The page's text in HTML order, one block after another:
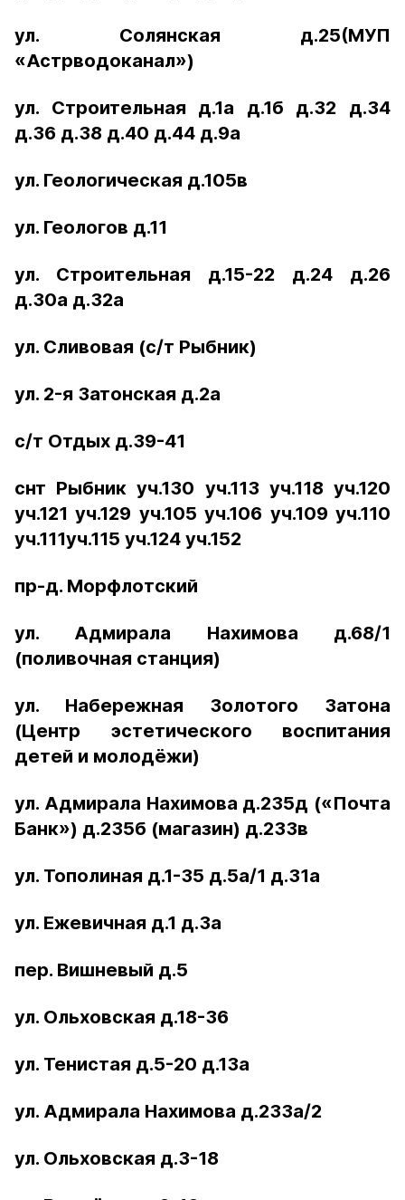
ул. Солянская д.25(МУП
«Астрводоканал»)
ул. Строительная д.1а д.1б д.32 д.34
д.36 д.38 д.40 д.44 д.9а
ул. Геологическая д.105в
ул. Геологов д.11
ул. Строительная д.15-22 д.24 д.26
д.30а д.32а
ул. Сливовая (с/т Рыбник)
ул. 2-я Затонская д.2а
с/т Отдых д.39-41
снт Рыбник уч.130 уч.113 уч.118 уч.120
уч.121 уч.129 уч.105 уч.106 уч.109 уч.110
уч.111уч.115 уч.124 уч.152
пр-д. Морфлотский
ул. Адмирала Нахимова д.68/1
(поливочная станция)
ул. Набережная Золотого Затона
(Центр эстетического воспитания
детей и молодёжи)
ул. Адмирала Нахимова д.235д («Почта
Банк») д.235б (магазин) д.233в
ул. Тополиная д.1-35 д.5а/1 д.31а
ул. Ежевичная д.1 д.3а
пер. Вишневый д.5
ул. Ольховская д.18-36
ул. Тенистая д.5-20 д.13а
ул. Адмирала Нахимова д.233а/2
ул. Ольховская д.3-18